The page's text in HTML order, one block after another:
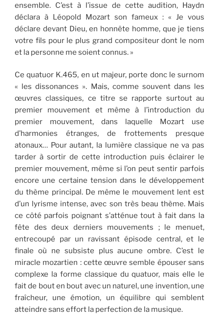
ensemble. C’est à l’issue de cette audition, Haydn
déclara à Léopold Mozart son fameux : « Je vous
déclare devant Dieu, en honnête homme, que je tiens
votre fils pour le plus grand compositeur dont le nom
et la personne me soient connus. »
Ce quatuor K.465, en ut majeur, porte donc le surnom
« les dissonances ». Mais, comme souvent dans les
œuvres classiques, ce titre se rapporte surtout au
premier mouvement et même à l’introduction du
premier mouvement, dans laquelle Mozart use
d’harmonies étranges, de frottements presque
atonaux… Pour autant, la lumière classique ne va pas
tarder à sortir de cette introduction puis éclairer le
premier mouvement, même si l’on peut sentir parfois
encore une certaine tension dans le développement
du thème principal. De même le mouvement lent est
d’un lyrisme intense, avec son très beau thème. Mais
ce côté parfois poignant s’atténue tout à fait dans la
fête des deux derniers mouvements ; le menuet,
entrecoupé par un ravissant épisode central, et le
finale où ne subsiste plus aucune ombre. C’est le
miracle mozartien : cette œuvre semble épouser sans
complexe la forme classique du quatuor, mais elle le
fait de bout en bout avec un naturel, une invention, une
fraîcheur, une émotion, un équilibre qui semblent
atteindre sans effort la perfection de la musique.